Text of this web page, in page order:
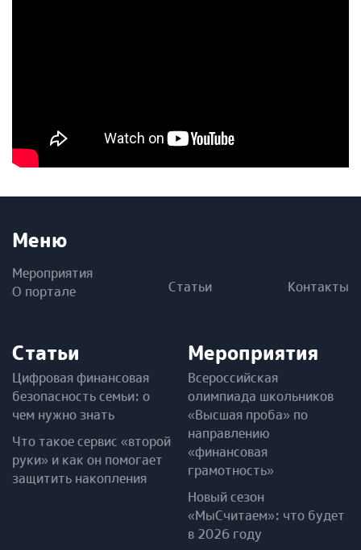
Меню
Мероприятия
О портале
Статьи Контакты
Статьи
Цифровая финансовая
безопасность семьи: о
чем нужно знать
Что такое сервис «второй
руки» и как он помогает
защитить накопления
Мероприятия
Всероссийская
олимпиада школьников
«Высшая проба» по
направлению
«финансовая
грамотность»
Новый сезон
«МыСчитаем»: что будет
в 2026 году